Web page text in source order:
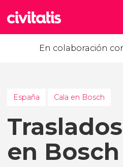
En colaboración
España Cala en Bosch
en Bosch